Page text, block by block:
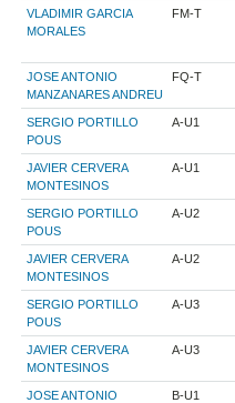
VLADIMIR GARCIA
MORALES
FM-T
JOSE ANTONIO
MANZANARES ANDREU
FQ-T
SERGIO PORTILLO
POUS
A-U1
JAVIER CERVERA
MONTESINOS
A-U1
SERGIO PORTILLO
POUS
A-U2
JAVIER CERVERA
MONTESINOS
A-U2
SERGIO PORTILLO
POUS
A-U3
JAVIER CERVERA
MONTESINOS
A-U3
JOSE ANTONIO
B-U1